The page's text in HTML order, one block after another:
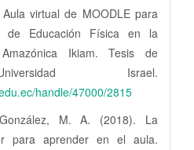
virtual de MOODLE para
de Educación Física en la
Ikiam. Tesis de
Israel.
handle/47000/2815
M. A. (2018). La
para aprender en el aula.